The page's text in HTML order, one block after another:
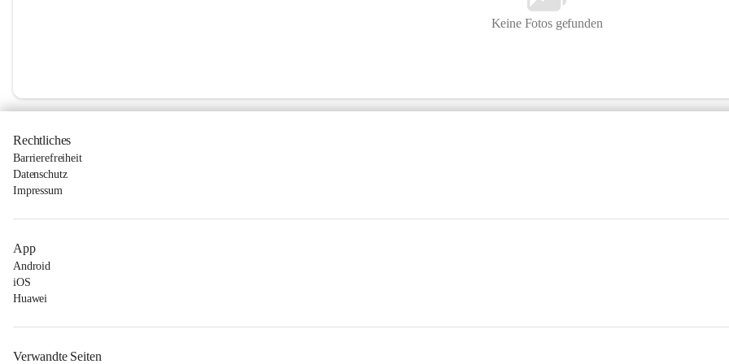
Keine Fotos gefunden
Rechtliches
Barrierefreiheit
Datenschutz
Impressum
App
Android
iOS
Huawei
Verwandte Seiten